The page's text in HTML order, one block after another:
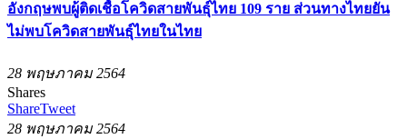
อังกฤษพบผู้ติดเชื้อโควิดสายพันธ์ุไทย 109 ราย ส่วนทางไทยยัน
ไม่พบโควิดสายพันธุ์ไทยในไทย
28 พฤษภาคม 2564
Shares
ShareTweet
28 พฤษภาคม 2564